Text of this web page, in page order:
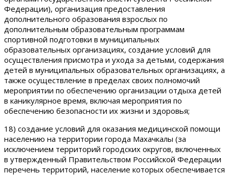
Федерации), организация предоставления
дополнительного образования взрослых по
дополнительным образовательным программам
спортивной подготовки в муниципальных
образовательных организациях, создание условий для
осуществления присмотра и ухода за детьми, содержания
детей в муниципальных образовательных организациях, а
также осуществление в пределах своих полномочий
мероприятии по обеспечению организации отдыха детей
в каникулярное время, включая мероприятия по
обеспечению безопасности их жизни и здоровья;
18) создание условий для оказания медицинской помощи
населению на территории города Махачкалы (за
исключением территорий городских округов, включенных
в утвержденный Правительством Российской Федерации
перечень территорий, население которых обеспечивается